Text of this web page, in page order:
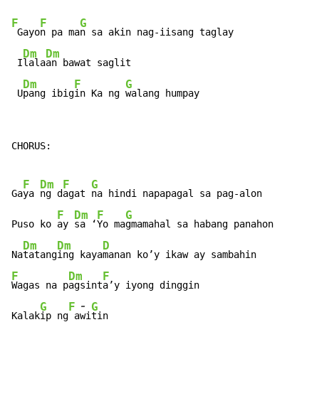
F
Gayo
F
n pa ma
G
n sa akin nag-iisang taglay
I
Dm
lala
Dm
an bawat saglit
U
Dm
pang ibig
F
in Ka ng
G
walang humpay
CHORUS:
Ga
F
ya
Dm
ng d
F
agat
G
na hindi napapagal sa pag-alon
Puso ko
F
ay
Dm
sa ‘
F
Yo ma
G
gmamahal sa habang panahon
Na
Dm
tatang
Dm
ing kaya
D
F
Wagas na p
Dm
agsint
F
a’y iyong dinggin
Kalak
G
ip ng
F
a
-
wi
G
tin